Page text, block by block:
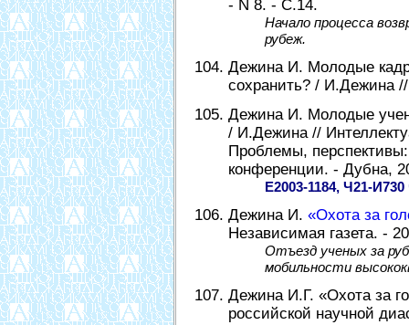
- N 8. - С.14.
Начало процесса
рубеж.
Дежина И. Молодые
сохранить? / И.Дежина
Дежина И. Молодые
/ И.Дежина //
Проблемы,
конференции. - Дубна,
Е2003-1184, Ч21-И730
Дежина И. «Охота за
Независимая газета. -
Отъезд ученых за
мобильности
Дежина И.Г. «Охота за
российской научной